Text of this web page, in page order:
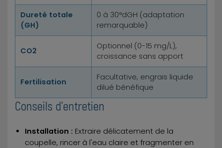
Dureté totale
(GH)
0 à 30°dGH (adaptation
remarquable)
CO2
Optionnel (0-15 mg/L),
croissance sans apport
Fertilisation
Facultative, engrais liquide
dilué bénéfique
Conseils d'entretien
Installation : Extraire délicatement de la
coupelle, rincer à l'eau claire et fragmenter en